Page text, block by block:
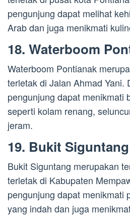
pengunjung dapat melihat
Arab dan juga menikmati
18. Waterboom
Waterboom Pontianak
terletak di Jalan Ahmad Yani.
pengunjung dapat menikmati
seperti kolam renang,
jeram.
19. Bukit Siguntang
Bukit Siguntang merupakan
terletak di Kabupaten
pengunjung dapat menikmati
yang indah dan juga